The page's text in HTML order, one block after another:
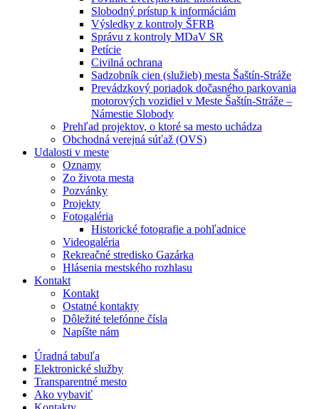
Slobodný prístup k informáciám
Výsledky z kontroly ŠFRB
Správu z kontroly MDaV SR
Petície
Civilná ochrana
Sadzobník cien (služieb) mesta Šaštín-Stráže
Prevádzkový poriadok dočasného parkovania
motorových vozidiel v Meste Šaštín-Stráže –
Námestie Slobody
Prehľad projektov, o ktoré sa mesto uchádza
Obchodná verejná súťaž (OVS)
Udalosti v meste
Oznamy
Zo života mesta
Pozvánky
Projekty
Fotogaléria
Historické fotografie a pohľadnice
Videogaléria
Rekreačné stredisko Gazárka
Hlásenia mestského rozhlasu
Kontakt
Kontakt
Ostatné kontakty
Dôležité telefónne čísla
Napíšte nám
Úradná tabuľa
Elektronické služby
Transparentné mesto
Ako vybaviť